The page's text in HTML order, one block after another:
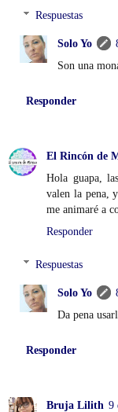
Respuestas
Solo Yo
Son una
Responder
El Rincón de
Hola guapa,
valen la pena,
me animaré a
Responder
Respuestas
Solo Yo
Da pena
Responder
Bruja Lilith 9